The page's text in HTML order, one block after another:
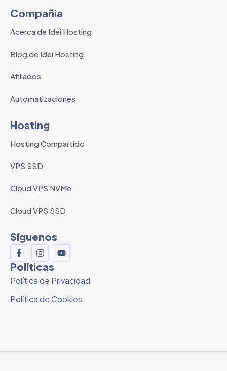
Compañia
Acerca de Idei Hosting
Blog de Idei Hosting
Afiliados
Automatizaciones
Hosting
Hosting Compartido
VPS SSD
Cloud VPS NVMe
Cloud VPS SSD
Síguenos
Políticas
Política de Privacidad
Política de Cookies